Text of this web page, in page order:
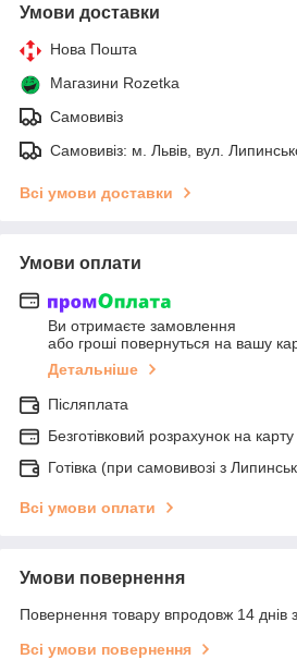
Умови доставки
Нова Пошта
Магазини Rozetka
Самовивіз
Самовивіз: м. Львів, вул.
Всі умови доставки
Умови оплати
Ви отримаєте замовлення
або гроші повернуться на вашу
Детальніше
Післяплата
Безготівковий розрахунок на
Готівка (при самовивозі з
Всі умови оплати
Умови повернення
Повернення товару впродовж 14 днів
Всі умови повернення